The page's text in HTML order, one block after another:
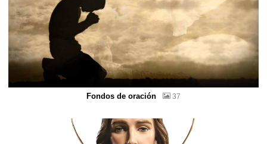
Fondos de oración 37